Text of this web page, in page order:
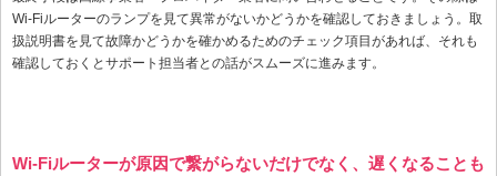
Wi-Fiルーターのランプを見て異常がないかどうかを確認しておきましょう。取
扱説明書を見て故障かどうかを確かめるためのチェック項目があれば、それも
確認しておくとサポート担当者との話がスムーズに進みます。
Wi-Fiルーターが原因で繋がらないだけでなく、遅くなることも